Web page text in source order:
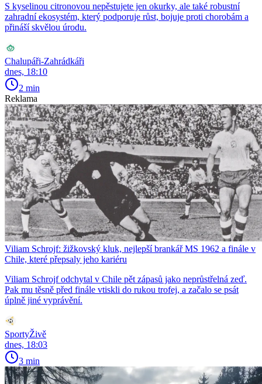
S kyselinou citronovou nepěstujete jen okurky, ale také robustní
zahradní ekosystém, který podporuje růst, bojuje proti chorobám a
přináší skvělou úrodu.
Chalupáři-Zahrádkáři
dnes, 18:10
2 min
Reklama
Viliam Schrojf: žižkovský kluk, nejlepší brankář MS 1962 a finále v
Chile, které přepsaly jeho kariéru
Viliam Schrojf odchytal v Chile pět zápasů jako neprůstřelná zeď.
Pak mu těsně před finále vtiskli do rukou trofej, a začalo se psát
úplně jiné vyprávění.
SportyŽivě
dnes, 18:03
3 min